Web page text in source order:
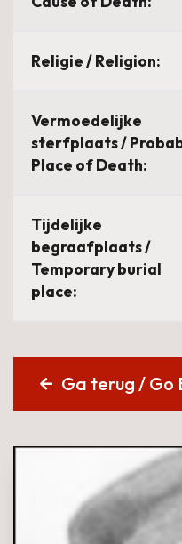
Religie / Religion:
Vermoedelijke
sterfplaats /
Place of Death:
Tijdelijke
begraafplaats /
Temporary burial
place:
Ga terug / Go